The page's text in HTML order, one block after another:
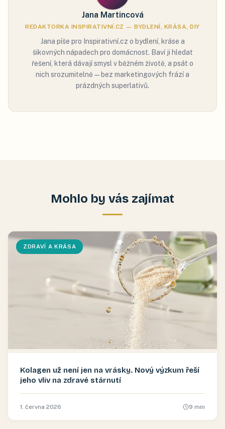
Jana Martincová
REDAKTORKA INSPIRATIVNÍ.CZ — BYDLENÍ, KRÁSA, DIY
Jana píše pro Inspirativní.cz o bydlení, kráse a
šikovných nápadech pro domácnost. Baví ji hledat
řešení, která dávají smysl v běžném životě, a psát o
nich srozumitelně — bez marketingových frází a
prázdných superlativů.
Mohlo by vás zajímat
ZDRAVÍ A KRÁSA
Kolagen už není jen na vrásky. Nový výzkum řeší
jeho vliv na zdravé stárnutí
1. června 2026 9 min